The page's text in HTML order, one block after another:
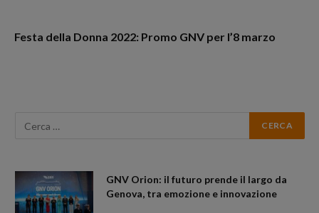
Festa della Donna 2022: Promo GNV per l’8 marzo
GNV Orion: il futuro prende il largo da
Genova, tra emozione e innovazione